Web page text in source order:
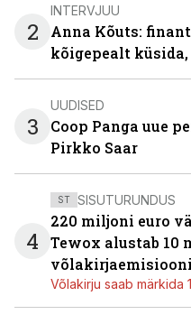
2
INTERVJUU
Anna Kõuts:
kõigepealt
3
UUDISED
Coop Panga uue
Pirkko Saar
4
ST SISUTURUNDUS
220 miljoni euro
Tewox alustab 10
võlakirjaemisiooni
Võlakirju saab märkida